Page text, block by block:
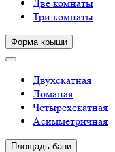
Две комнаты
Три комнаты
Форма крыши
Двухскатная
Ломаная
Четырехскатная
Асимметричная
Площадь бани